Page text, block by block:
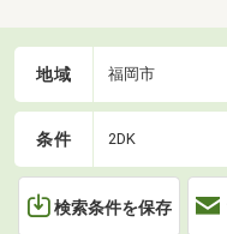
地域 福岡市
条件 2DK
検索条件を保存